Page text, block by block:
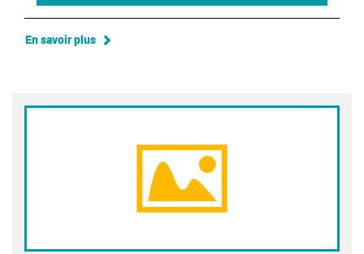
En savoir plus